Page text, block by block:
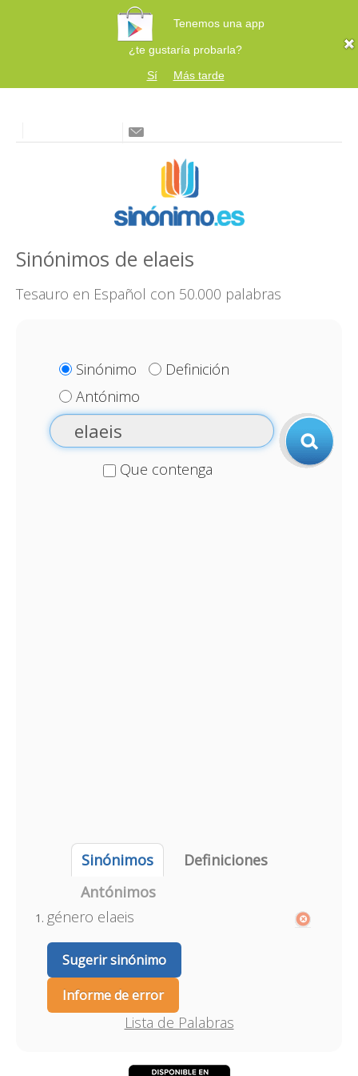
Tenemos una app
¿te gustaría probarla?
Sí
Más tarde
Sinónimos de elaeis
Tesauro en Español con 50.000 palabras
Sinónimo
Definición
Antónimo
Que contenga
Sinónimos
Definiciones
Antónimos
género elaeis
Sugerir sinónimo
Informe de error
Lista de Palabras